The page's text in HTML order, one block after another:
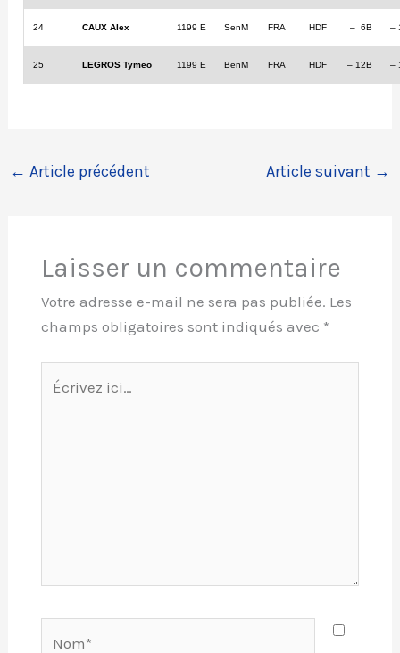
24 CAUX Alex 1199 E SenM FRA HDF – 6B –
25 LEGROS Tymeo 1199 E BenM FRA HDF – 12B –
← Article précédent Article suivant →
Laisser un commentaire
Votre adresse e-mail ne sera pas publiée. Les
champs obligatoires sont indiqués avec *
ici…